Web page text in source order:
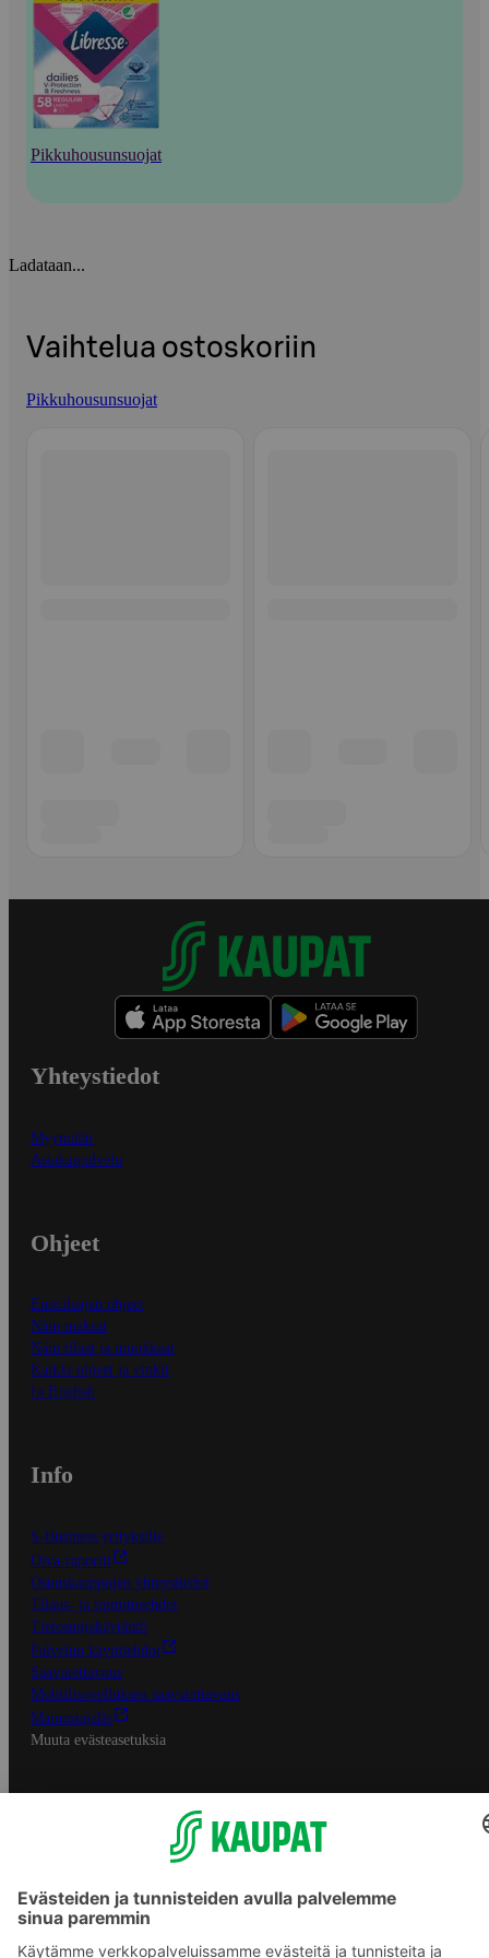
Pikkuhousunsuojat
Ladataan...
Vaihtelua ostoskoriin
Pikkuhousunsuojat
Yhteystiedot
Myymälät
Asiakaspalvelu
Ohjeet
Ensitilaajan ohjeet
Näin maksat
Näin tilaat ja muokkaat
Kaikki ohjeet ja vinkit
In English
Info
S-Business yrityksille
Oiva-raportit
Osuuskauppojen yhteystiedot
Tilaus- ja toimitusehdot
Tietosuojakäytäntö
Palvelun käyttöehdot
Saavutettavuus
Mobiilisovelluksen saavutettavuus
Mainostajalle
Muuta evästeasetuksia
S-ryhmän palvelut
Asiakasomistajuus